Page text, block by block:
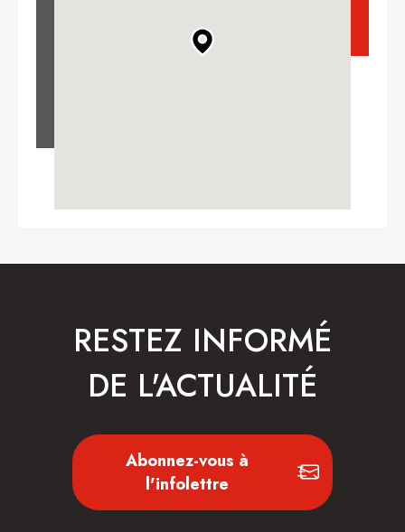
RESTEZ INFORMÉ
DE L'ACTUALITÉ
Abonnez-vous à
l'infolettre